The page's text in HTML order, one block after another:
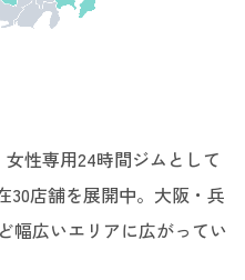
性専用24時間ジムとして
30店舗を展開中。大阪・兵
幅広いエリアに広がってい